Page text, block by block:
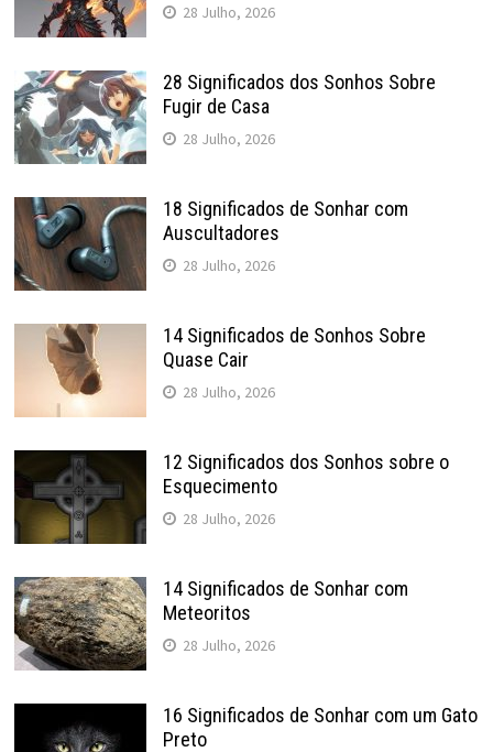
28 Julho, 2026
28 Significados dos Sonhos Sobre
Fugir de Casa
28 Julho, 2026
18 Significados de Sonhar com
Auscultadores
28 Julho, 2026
14 Significados de Sonhos Sobre
Quase Cair
28 Julho, 2026
12 Significados dos Sonhos sobre o
Esquecimento
28 Julho, 2026
14 Significados de Sonhar com
Meteoritos
28 Julho, 2026
16 Significados de Sonhar com um Gato
Preto